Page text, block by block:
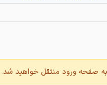
به صفحه ورود منتقل خواهید شد.